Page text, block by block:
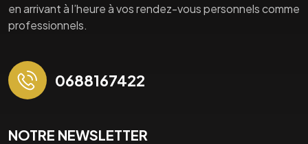
en arrivant à l’heure à vos rendez-vous personnels comme
professionnels.
0688167422
NOTRE NEWSLETTER